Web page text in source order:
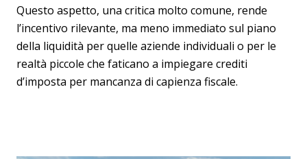
Questo aspetto, una critica molto comune, rende
l’incentivo rilevante, ma meno immediato sul piano
della liquidità per quelle aziende individuali o per le
realtà piccole che faticano a impiegare crediti
d’imposta per mancanza di capienza fiscale.